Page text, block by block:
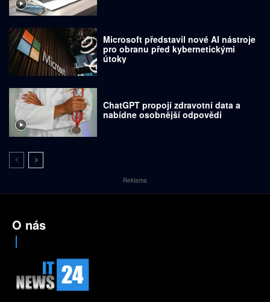
Microsoft představil nové AI nástroje
pro obranu před kybernetickými
útoky
ChatGPT propojí zdravotní data a
nabídne osobnější odpovědi
Reklama
O nás